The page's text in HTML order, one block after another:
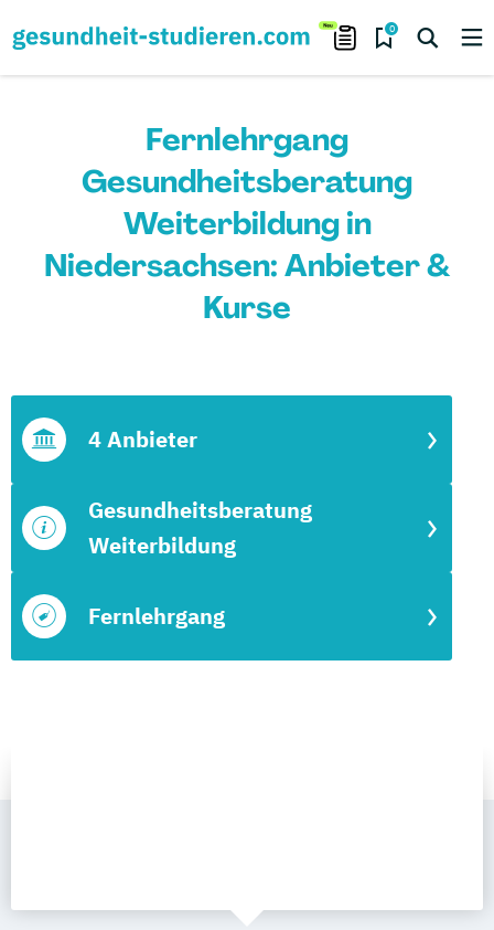
0
Fernlehrgang
Gesundheitsberatung
Weiterbildung in
Niedersachsen: Anbieter &
Kurse
Fernlehrgang
Gesundheitsberatung
Weiterbildung
4 Anbieter